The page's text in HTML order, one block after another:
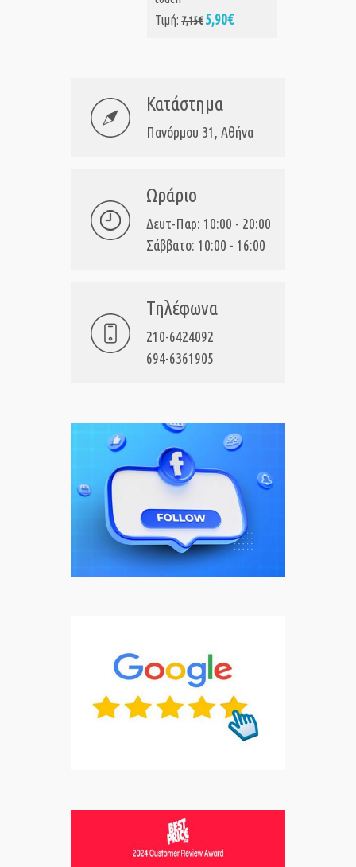
Τιμή:7,15€ 5,90€
Κατάστημα
Πανόρμου 31, Αθήνα
Ωράριο
Δευτ-Παρ: 10:00 - 20:00
Σάββατο: 10:00 - 16:00
Τηλέφωνα
210-6424092
694-6361905